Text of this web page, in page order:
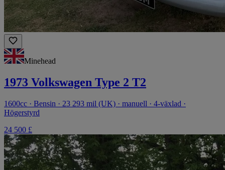
Minehead
1973 Volkswagen Type 2 T2
1600cc · Bensin · 23 293 mil (UK) · manuell · 4-växlad ·
Högerstyrd
24 500 £